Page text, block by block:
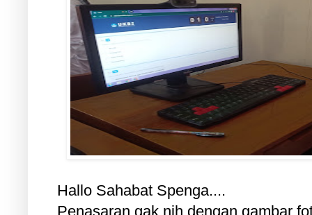
Hallo Sahabat Spenga....
Penasaran gak nih dengan gambar